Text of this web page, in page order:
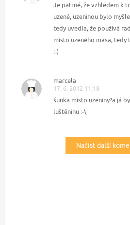
Je patrné, že vzhledem k
uzené, uzeninou bylo
tedy uvedla, že používá
místo uzeného masa, tedy
:-)
marcela
17. 6. 2012 11:18
šunka místo uzeniny?a já
luštěninu :-\
Načíst další